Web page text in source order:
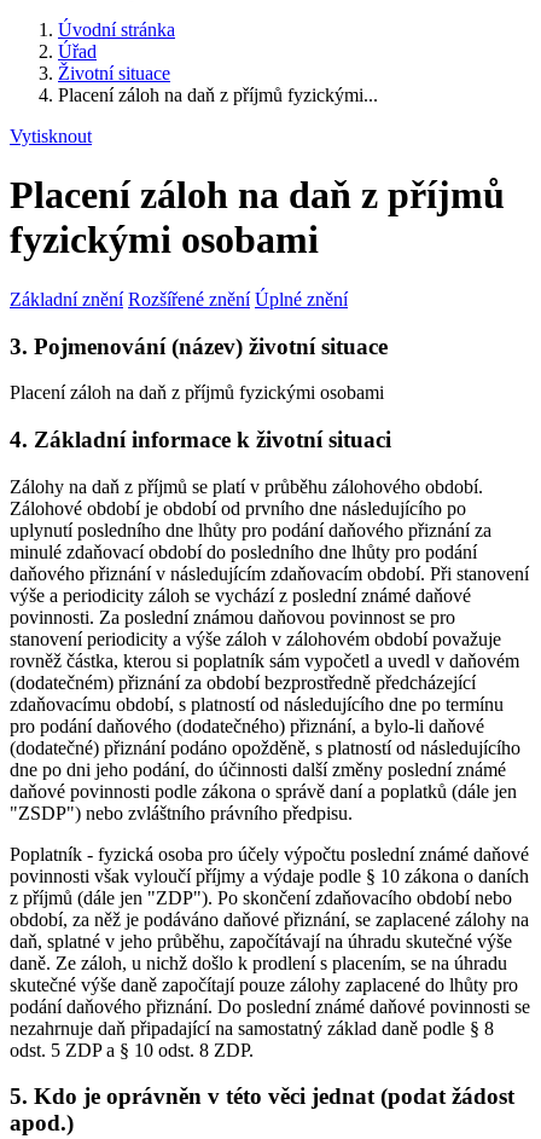
Úvodní stránka
Úřad
Životní situace
Placení záloh na daň z příjmů fyzickými...
Vytisknout
Placení záloh na daň z příjmů
fyzickými osobami
Základní znění Rozšířené znění Úplné znění
3. Pojmenování (název) životní situace
Placení záloh na daň z příjmů fyzickými osobami
4. Základní informace k životní situaci
Zálohy na daň z příjmů se platí v průběhu zálohového období.
Zálohové období je období od prvního dne následujícího po
uplynutí posledního dne lhůty pro podání daňového přiznání za
minulé zdaňovací období do posledního dne lhůty pro podání
daňového přiznání v následujícím zdaňovacím období. Při stanovení
výše a periodicity záloh se vychází z poslední známé daňové
povinnosti. Za poslední známou daňovou povinnost se pro
stanovení periodicity a výše záloh v zálohovém období považuje
rovněž částka, kterou si poplatník sám vypočetl a uvedl v daňovém
(dodatečném) přiznání za období bezprostředně předcházející
zdaňovacímu období, s platností od následujícího dne po termínu
pro podání daňového (dodatečného) přiznání, a bylo-li daňové
(dodatečné) přiznání podáno opožděně, s platností od následujícího
dne po dni jeho podání, do účinnosti další změny poslední známé
daňové povinnosti podle zákona o správě daní a poplatků (dále jen
"ZSDP") nebo zvláštního právního předpisu.
Poplatník - fyzická osoba pro účely výpočtu poslední známé daňové
povinnosti však vyloučí příjmy a výdaje podle § 10 zákona o daních
z příjmů (dále jen "ZDP"). Po skončení zdaňovacího období nebo
období, za něž je podáváno daňové přiznání, se zaplacené zálohy na
daň, splatné v jeho průběhu, započítávají na úhradu skutečné výše
daně. Ze záloh, u nichž došlo k prodlení s placením, se na úhradu
skutečné výše daně započítají pouze zálohy zaplacené do lhůty pro
podání daňového přiznání. Do poslední známé daňové povinnosti se
nezahrnuje daň připadající na samostatný základ daně podle § 8
odst. 5 ZDP a § 10 odst. 8 ZDP.
5. Kdo je oprávněn v této věci jednat (podat žádost
apod.)